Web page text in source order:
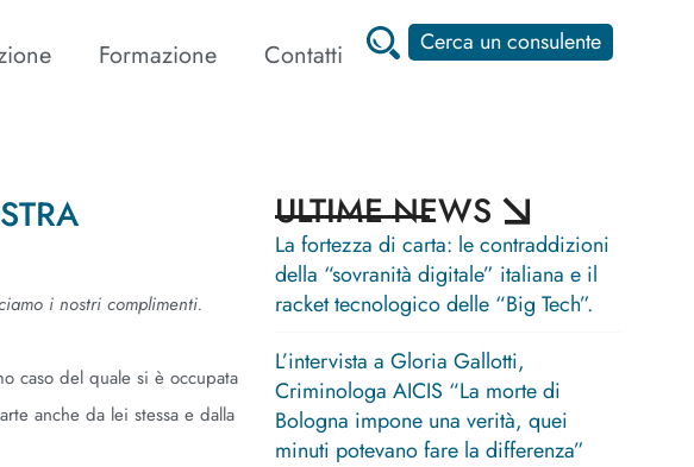
Formazione Contatti Cerca un consulente
i nostri complimenti.
caso del quale si è occupata
anche da lei stessa e dalla
ULTIME NEWS
La fortezza di carta: le contraddizioni
della “sovranità digitale” italiana e il
racket tecnologico delle “Big Tech”.
L’intervista a Gloria Gallotti,
Criminologa AICIS “La morte di
Bologna impone una verità, quei
minuti potevano fare la differenza”